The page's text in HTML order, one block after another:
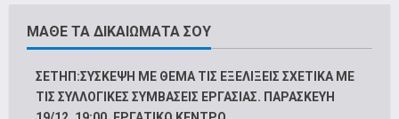
ΜΑΘΕ ΤΑ ΔΙΚΑΙΩΜΑΤΑ ΣΟΥ
ΣΕΤΗΠ:ΣΥΣΚΕΨΗ ΜΕ ΘΕΜΑ ΤΙΣ ΕΞΕΛΙΞΕΙΣ ΣΧΕΤΙΚΑ ΜΕ
ΤΙΣ ΣΥΛΛΟΓΙΚΕΣ ΣΥΜΒΑΣΕΙΣ ΕΡΓΑΣΙΑΣ. ΠΑΡΑΣΚΕΥΗ